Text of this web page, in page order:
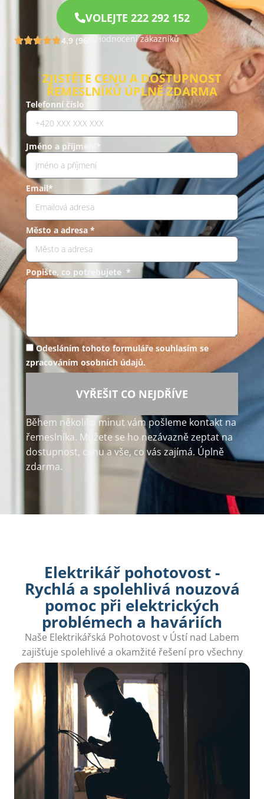
VOLEJTE 222 292 152
4.9 (960) Hodnocení zákazníků
ZJISTĚTE CENU A DOSTUPNOST
ŘEMESLNÍKŮ ÚPLNĚ ZDARMA
Telefonní číslo *
Jméno a příjmení*
Email*
Město a adresa *
Popište, co potřebujete *
Odesláním tohoto formuláře souhlasím se
zpracováním osobních údajů.
VYŘEŠIT CO NEJDŘÍVE
Během několika minut vám pošleme kontakt na
řemeslníka. Můžete se ho nezávazně zeptat na
dostupnost, cenu a vše, co vás zajímá. Úplně
zdarma.
Elektrikář pohotovost -
Rychlá a spolehlivá nouzová
pomoc při elektrických
problémech a haváriích
Naše Elektrikářská Pohotovost v Ústí nad Labem
zajišťuje spolehlivé a okamžité řešení pro všechny
vaše elektrické problémy.